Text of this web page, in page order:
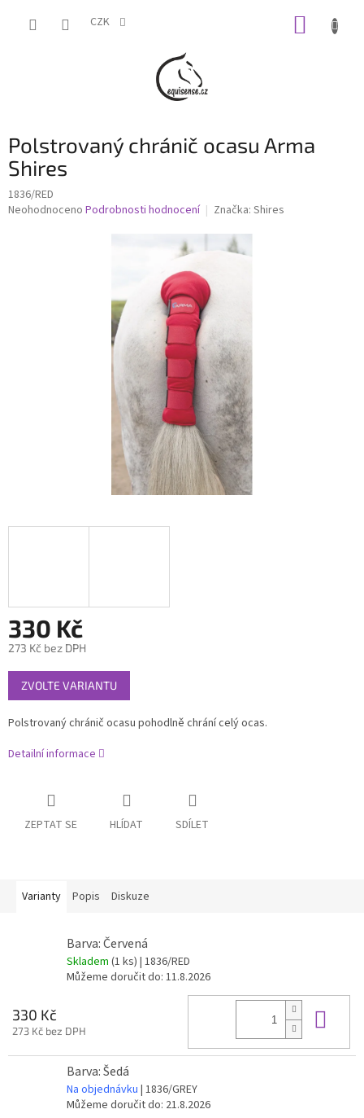
CZK
Polstrovaný chránič ocasu Arma
Shires
1836/RED
Průměrné
Neohodnoceno Podrobnosti hodnocení Značka: Shires
330 Kč
273 Kč bez DPH
Měrná
cena:
ZVOLTE VARIANTU
Polstrovaný chránič ocasu pohodlně chrání celý ocas.
Detailní informace
ZEPTAT SE HLÍDAT SDÍLET
Varianty Popis Diskuze
Barva: Červená
Skladem (1 ks) | 1836/RED
Můžeme doručit do: 11.8.2026
330 Kč
273 Kč bez DPH
Barva: Šedá
Na objednávku | 1836/GREY
Můžeme doručit do: 21.8.2026